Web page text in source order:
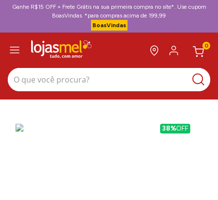
Ganhe R$15 OFF + Frete Grátis na sua primeira compra no site*. Use cupom
BoasVindas. *para compras acima de 199,99
BoasVindas
0
O que você procura?
38%OFF